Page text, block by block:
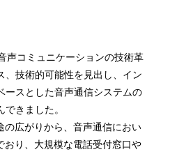
声コミュニケーションの技術革
、技術的可能性を見出し、イン
ースとした音声通信システムの
きました。
の広がりから、音声通信におい
おり、大規模な電話受付窓口や